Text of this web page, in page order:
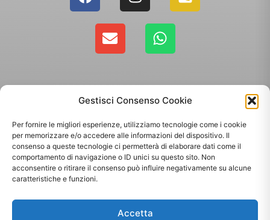
Gestisci Consenso Cookie
Per fornire le migliori esperienze, utilizziamo tecnologie come i cookie
per memorizzare e/o accedere alle informazioni del dispositivo. Il
consenso a queste tecnologie ci permetterà di elaborare dati come il
comportamento di navigazione o ID unici su questo sito. Non
acconsentire o ritirare il consenso può influire negativamente su alcune
caratteristiche e funzioni.
Accetta
Copyright 2025 - Giallo Sun sas di Sandonà Alessandro & C. | Via Roma 106,
35010 Massanzago PD | P.Iva: 03885160287
Sito web realizzato daOrezero Digital Agency